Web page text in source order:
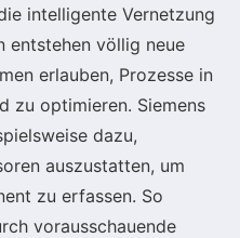
intelligente Vernetzung
entstehen völlig neue
erlauben, Prozesse in
zu optimieren. Siemens
dazu,
auszustatten, um
zu erfassen. So
vorausschauende